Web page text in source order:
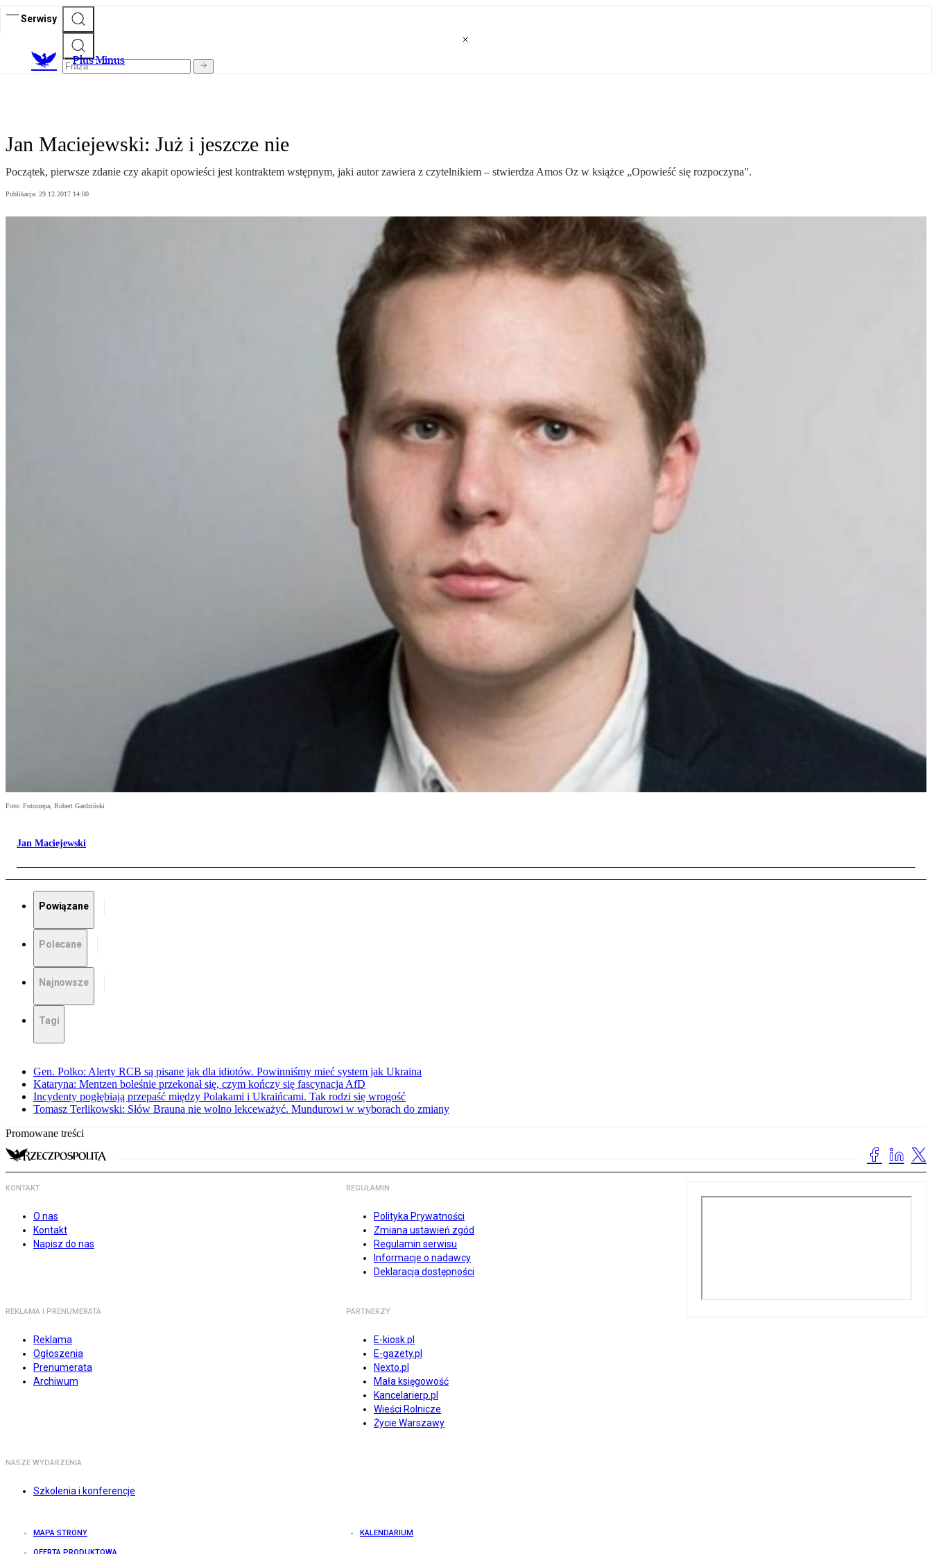
Serwisy
Plus Minus
Jan Maciejewski: Już i jeszcze nie
Początek, pierwsze zdanie czy akapit opowieści jest kontraktem wstępnym, jaki autor zawiera z czytelnikiem – stwierdza Amos Oz w książce „Opowieść się rozpoczyna".
Publikacja: 29.12.2017 14:00
Foto: Fotorzepa, Robert Gardziński
Jan Maciejewski
Powiązane
Polecane
Najnowsze
Tagi
Gen. Polko: Alerty RCB są pisane jak dla idiotów. Powinniśmy mieć system jak Ukraina
Kataryna: Mentzen boleśnie przekonał się, czym kończy się fascynacja AfD
Incydenty pogłębiają przepaść między Polakami i Ukraińcami. Tak rodzi się wrogość
Tomasz Terlikowski: Słów Brauna nie wolno lekceważyć. Mundurowi w wyborach do zmiany
Promowane treści
KONTAKT
O nas
Kontakt
Napisz do nas
REGULAMIN
Polityka Prywatności
Zmiana ustawień zgód
Regulamin serwisu
Informacje o nadawcy
Deklaracja dostępności
REKLAMA I PRENUMERATA
Reklama
Ogłoszenia
Prenumerata
Archiwum
PARTNERZY
E-kiosk.pl
E-gazety.pl
Nexto.pl
Mała księgowość
Kancelarierp.pl
Wieści Rolnicze
Życie Warszawy
NASZE WYDARZENIA
Szkolenia i konferencje
MAPA STRONY KALENDARIUM